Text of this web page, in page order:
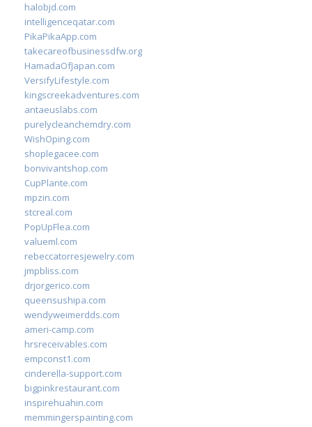
halobjd.com
intelligenceqatar.com
PikaPikaApp.com
takecareofbusinessdfw.org
HamadaOfJapan.com
VersifyLifestyle.com
kingscreekadventures.com
antaeuslabs.com
purelycleanchemdry.com
WishOping.com
shoplegacee.com
bonvivantshop.com
CupPlante.com
mpzin.com
stcreal.com
PopUpFlea.com
valueml.com
rebeccatorresjewelry.com
jmpbliss.com
drjorgerico.com
queensushipa.com
wendyweimerdds.com
ameri-camp.com
hrsreceivables.com
empconst1.com
cinderella-support.com
bigpinkrestaurant.com
inspirehuahin.com
memmingerspainting.com